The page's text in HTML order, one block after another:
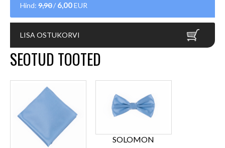
Hind: 9,90/ 6,00EUR
LISA OSTUKORVI
SEOTUD TOOTED
SOLOMON